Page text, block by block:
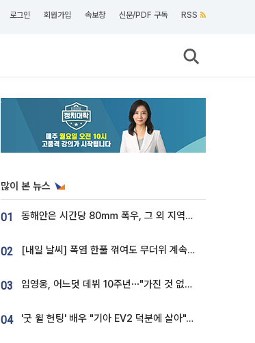
로그인 회원가입 속보창 신문/PDF 구독 RSS
많이 본 뉴스
01 동해안은 시간당 80㎜ 폭우, 그 외 지역은 폭염…‘극과 극 날씨’
02 [내일 날씨] 폭염 한풀 꺾여도 무더위 계속⋯동해안 이틀 연속 비
03 임영웅, 어느덧 데뷔 10주년⋯"가진 것 없던 시절, 내 앞엔 20명의 팬뿐"
04 '굿 윌 헌팅' 배우 "기아 EV2 덕분에 살아"…교통사고 후 안전성 극찬